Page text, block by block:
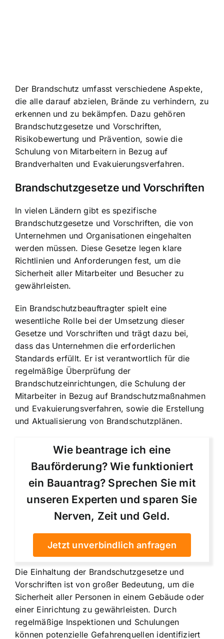
Der Brandschutz umfasst verschiedene Aspekte,
die alle darauf abzielen, Brände zu verhindern, zu
erkennen und zu bekämpfen. Dazu gehören
Brandschutzgesetze und Vorschriften,
Risikobewertung und Prävention, sowie die
Schulung von Mitarbeitern in Bezug auf
Brandverhalten und Evakuierungsverfahren.
Brandschutzgesetze und Vorschriften
In vielen Ländern gibt es spezifische
Brandschutzgesetze und Vorschriften, die von
Unternehmen und Organisationen eingehalten
werden müssen. Diese Gesetze legen klare
Richtlinien und Anforderungen fest, um die
Sicherheit aller Mitarbeiter und Besucher zu
gewährleisten.
Ein Brandschutzbeauftragter spielt eine
wesentliche Rolle bei der Umsetzung dieser
Gesetze und Vorschriften und trägt dazu bei,
dass das Unternehmen die erforderlichen
Standards erfüllt. Er ist verantwortlich für die
regelmäßige Überprüfung der
Brandschutzeinrichtungen, die Schulung der
Mitarbeiter in Bezug auf Brandschutzmaßnahmen
und Evakuierungsverfahren, sowie die Erstellung
und Aktualisierung von Brandschutzplänen.
Wie beantrage ich eine
Bauförderung? Wie funktioniert
ein Bauantrag? Sprechen Sie mit
unseren Experten und sparen Sie
Nerven, Zeit und Geld.
Jetzt unverbindlich anfragen
Die Einhaltung der Brandschutzgesetze und
Vorschriften ist von großer Bedeutung, um die
Sicherheit aller Personen in einem Gebäude oder
einer Einrichtung zu gewährleisten. Durch
regelmäßige Inspektionen und Schulungen
können potenzielle Gefahrenquellen identifiziert